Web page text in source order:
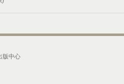
版中心